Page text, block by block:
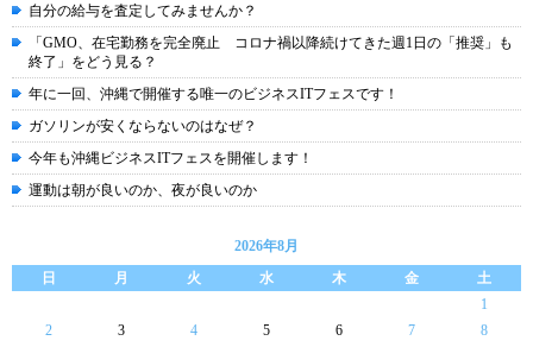
自分の給与を査定してみませんか？
「GMO、在宅勤務を完全廃止 コロナ禍以降続けてきた週1日の「推奨」も
終了」をどう見る？
年に一回、沖縄で開催する唯一のビジネスITフェスです！
ガソリンが安くならないのはなぜ？
今年も沖縄ビジネスITフェスを開催します！
運動は朝が良いのか、夜が良いのか
2026年8月
日
月 火 水 木 金
土
1
2
3 4 5 6 7
8